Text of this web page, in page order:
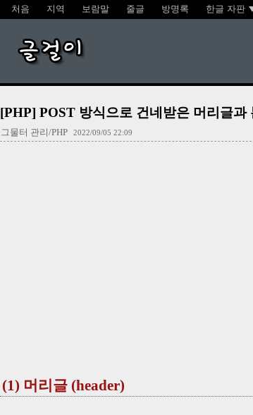
처음 지역 보람말 줄글 방명록 한글 자판
글걸이
[PHP] POST 방식으로 건네받은 머리글과
그물터 관리/PHP 2022/09/05 22:09
(1) 머리글 (header)